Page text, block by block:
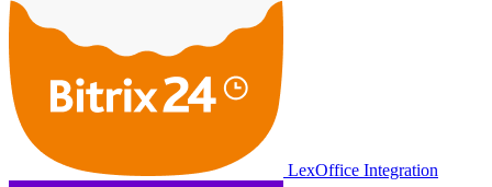
LexOffice Integration